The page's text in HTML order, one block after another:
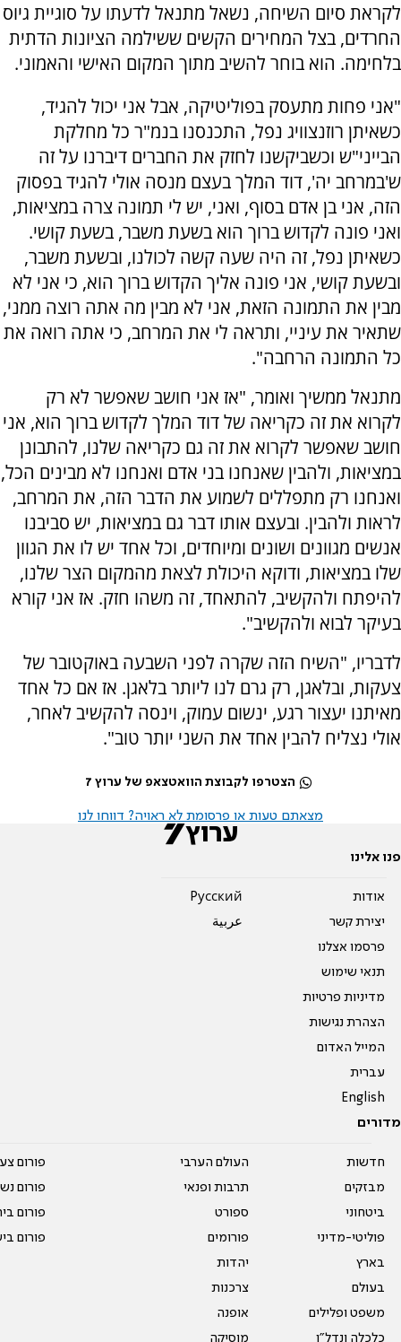
לקראת סיום השיחה, נשאל מתנאל לדעתו על סוגיית גיוס
החרדים, בצל המחירים הקשים ששילמה הציונות הדתית
בלחימה. הוא בוחר להשיב מתוך המקום האישי והאמוני.
"אני פחות מתעסק בפוליטיקה, אבל אני יכול להגיד,
כשאיתן רוזנצוויג נפל, התכנסנו בנמ"ר כל מחלקת
הבייני"ש וכשביקשנו לחזק את החברים דיברנו על זה
ש'במרחב יה', דוד המלך בעצם מנסה אולי להגיד בפסוק
הזה, אני בן אדם בסוף, ואני, יש לי תמונה צרה במציאות,
ואני פונה לקדוש ברוך הוא בשעת משבר, בשעת קושי.
כשאיתן נפל, זה היה שעה קשה לכולנו, ובשעת משבר,
ובשעת קושי, אני פונה אליך הקדוש ברוך הוא, כי אני לא
מבין את התמונה הזאת, אני לא מבין מה אתה רוצה ממני,
שתאיר את עיניי, ותראה לי את המרחב, כי אתה רואה את
כל התמונה הרחבה".
מתנאל ממשיך ואומר, "אז אני חושב שאפשר לא רק
לקרוא את זה כקריאה של דוד המלך לקדוש ברוך הוא, אני
חושב שאפשר לקרוא את זה גם כקריאה שלנו, להתבונן
במציאות, ולהבין שאנחנו בני אדם ואנחנו לא מבינים הכל,
ואנחנו רק מתפללים לשמוע את הדבר הזה, את המרחב,
לראות ולהבין. ובעצם אותו דבר גם במציאות, יש סביבנו
אנשים מגוונים ושונים ומיוחדים, וכל אחד יש לו את הגוון
שלו במציאות, ודוקא היכולת לצאת מהמקום הצר שלנו,
להיפתח ולהקשיב, להתאחד, זה משהו חזק. אז אני קורא
בעיקר לבוא ולהקשיב".
לדבריו, "השיח הזה שקרה לפני השבעה באוקטובר של
צעקות, ובלאגן, רק גרם לנו ליותר בלאגן. אז אם כל אחד
מאיתנו יעצור רגע, ינשום עמוק, וינסה להקשיב לאחר,
אולי נצליח להבין אחד את השני יותר טוב".
הצטרפו לקבוצת הוואטצאפ של ערוץ 7
מצאתם טעות או פרסומת לא ראויה? דווחו לנו
פנו אלינו
אודות
יצירת קשר
פרסמו אצלנו
תנאי שימוש
מדיניות פרטיות
הצהרת נגישות
המייל האדום
עברית
English
Pусский
عربية
מדורים
חדשות
מבזקים
ביטחוני
פוליטי-מדיני
בארץ
בעולם
משפט ופלילים
כלכלה ונדל"ן
העולם הערבי
תרבות ופנאי
ספורט
פורומים
יהדות
צרכנות
אופנה
מוסיקה
פורום
פורום
פורום
פורום